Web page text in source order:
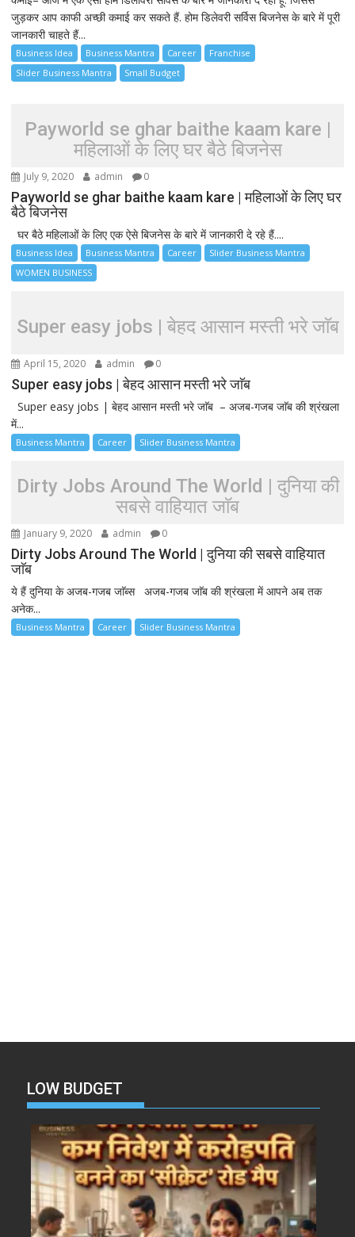
जुड़कर आप काफी अच्छी कमाई कर सकते हैं. होम डिलेवरी सर्विस बिजनेस के बारे में पूरी
जानकारी चाहते हैं...
Business Idea Business Mantra Career
Franchise
Slider Business Mantra
Small Budget
Payworld se ghar baithe kaam kare |
महिलाओं के लिए घर बैठे बिजनेस
July 9, 2020 admin 0
Payworld se ghar baithe kaam kare | महिलाओं के लिए घर
बैठे बिजनेस
घर बैठे महिलाओं के लिए एक ऐसे बिजनेस के बारे में जानकारी दे रहे हैं....
Business Idea Business Mantra Career
Slider Business Mantra
WOMEN BUSINESS
Super easy jobs | बेहद आसान मस्ती भरे जाॅब
April 15, 2020 admin 0
Super easy jobs | बेहद आसान मस्ती भरे जाॅब
Super easy jobs | बेहद आसान मस्ती भरे जाॅब – अजब-गजब जाॅब की श्रंखला
में...
Business Mantra Career Slider Business Mantra
Dirty Jobs Around The World | दुनिया की
सबसे वाहियात जाॅब
January 9, 2020 admin 0
Dirty Jobs Around The World | दुनिया की सबसे वाहियात
जाॅब
ये हैं दुनिया के अजब-गजब जाॅब्स अजब-गजब जाॅब की श्रंखला में आपने अब तक
अनेक...
Business Mantra Career Slider Business Mantra
LOW BUDGET